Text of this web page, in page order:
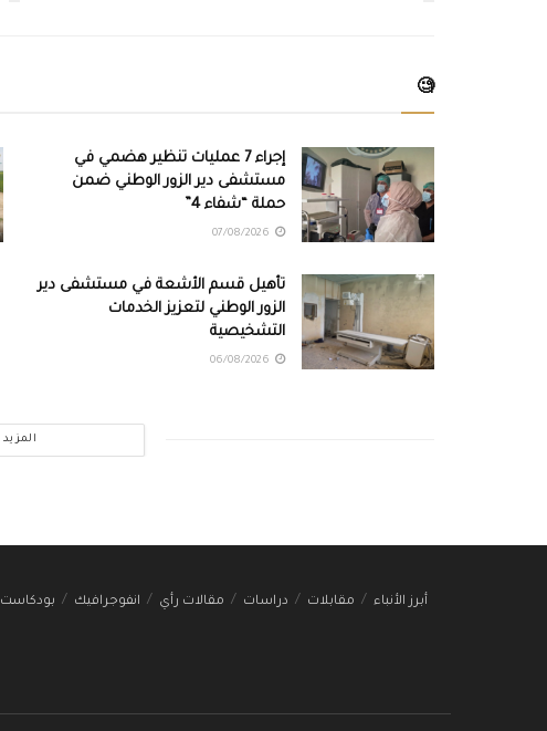
🧐
إجراء 7 عمليات تنظير هضمي في
مستشفى دير الزور الوطني ضمن
حملة “شفاء 4”
تأهيل قسم الأشعة في مستشفى دير
الزور الوطني لتعزيز الخدمات
التشخيصية
المزيد
أبرز الأنباء مقابلات دراسات مقالات رأي انفوجرافيك بودكاست